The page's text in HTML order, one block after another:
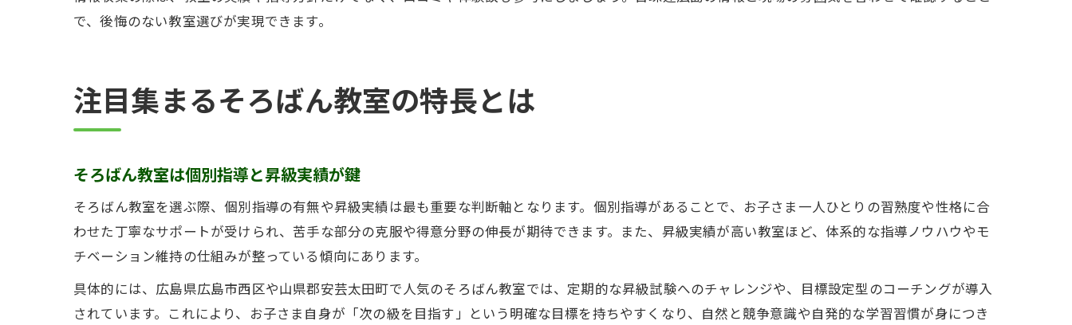
で、後悔のない教室選びが実現できます。
注目集まるそろばん教室の特長とは
そろばん教室は個別指導と昇級実績が鍵
そろばん教室を選ぶ際、個別指導の有無や昇級実績は最も重要な判断軸となります。個別指導があることで、お子さま一人ひとりの習熟度や性格に合
わせた丁寧なサポートが受けられ、苦手な部分の克服や得意分野の伸長が期待できます。また、昇級実績が高い教室ほど、体系的な指導ノウハウやモ
チベーション維持の仕組みが整っている傾向にあります。
具体的には、広島県広島市西区や山県郡安芸太田町で人気のそろばん教室では、定期的な昇級試験へのチャレンジや、目標設定型のコーチングが導入
されています。これにより、お子さま自身が「次の級を目指す」という明確な目標を持ちやすくなり、自然と競争意識や自発的な学習習慣が身につき